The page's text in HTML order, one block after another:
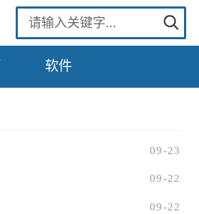
软件
09-23
09-22
09-22